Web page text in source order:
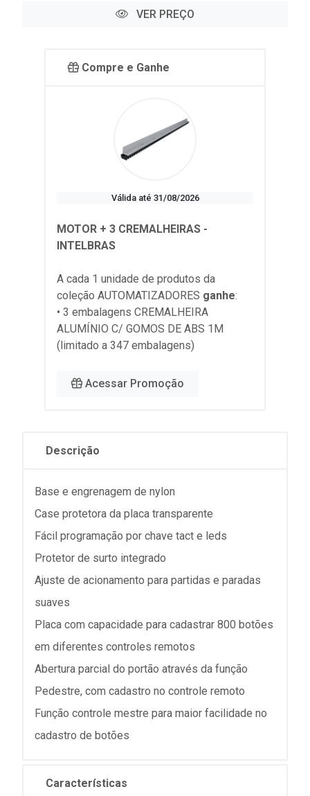
VER PREÇO
Compre e Ganhe
Válida até 31/08/2026
MOTOR + 3 CREMALHEIRAS -
INTELBRAS
A cada 1 unidade de produtos da
coleção AUTOMATIZADORES ganhe:
• 3 embalagens CREMALHEIRA
ALUMÍNIO C/ GOMOS DE ABS 1M
(limitado a 347 embalagens)
Acessar Promoção
Descrição
Base e engrenagem de nylon
Case protetora da placa transparente
Fácil programação por chave tact e leds
Protetor de surto integrado
Ajuste de acionamento para partidas e paradas
suaves
Placa com capacidade para cadastrar 800 botões
em diferentes controles remotos
Abertura parcial do portão através da função
Pedestre, com cadastro no controle remoto
Função controle mestre para maior facilidade no
cadastro de botões
Características